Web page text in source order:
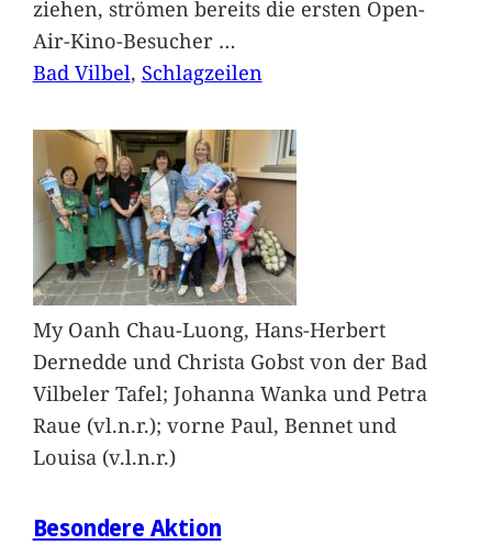
ziehen, strömen bereits die ersten Open-
Air-Kino-Besucher …
Bad Vilbel, Schlagzeilen
My Oanh Chau-Luong, Hans-Herbert
Dernedde und Christa Gobst von der Bad
Vilbeler Tafel; Johanna Wanka und Petra
Raue (vl.n.r.); vorne Paul, Bennet und
Louisa (v.l.n.r.)
Besondere Aktion